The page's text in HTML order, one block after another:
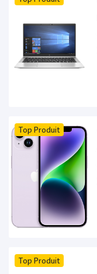
Top Produit
Top Produit